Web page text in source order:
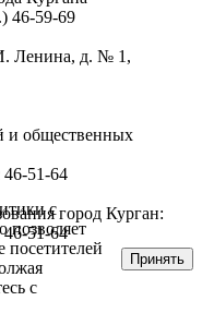
46-59-69
Ленина, д. № 1,
и общественных
46-51-64
город Курган:
46-51-64
с
позволяет
посетителей
с
Принять